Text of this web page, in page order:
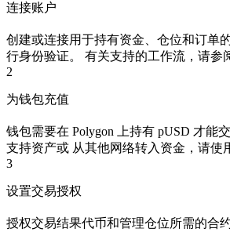
连接账户
创建或连接用于持有资金、仓位和订单
行身份验证。 有关支持的工作流，请参
2
为钱包充值
钱包需要在 Polygon 上持有 pUSD 才能
支持资产或 从其他网络转入资金，请使
3
设置交易授权
授权交易结果代币和管理仓位所需的合